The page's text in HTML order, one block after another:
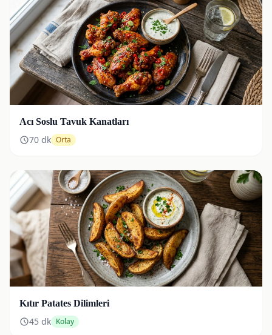
Acı Soslu Tavuk Kanatları
70 dk Orta
Kıtır Patates Dilimleri
45 dk Kolay